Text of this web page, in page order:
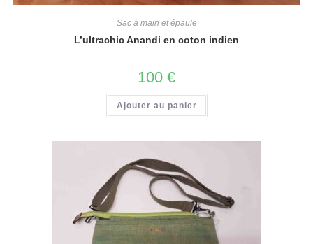
Sac à main et épaule
L’ultrachic Anandi en coton indien
100 €
Ajouter au panier